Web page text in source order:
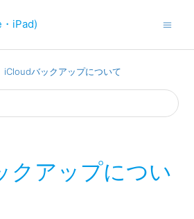
iPad)
iCloudバックアップについて
クアップについ